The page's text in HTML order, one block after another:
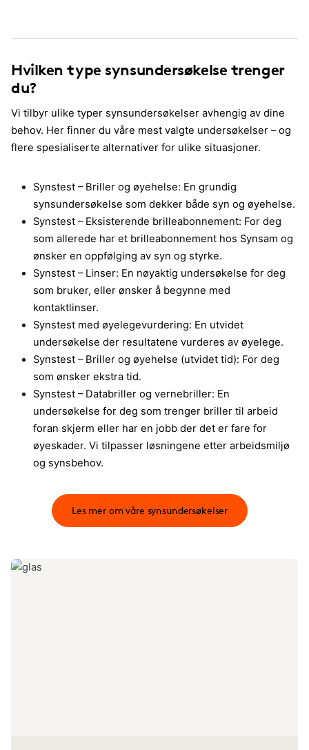
Hvilken type synsundersøkelse trenger
du?
Vi tilbyr ulike typer synsundersøkelser avhengig av dine
behov. Her finner du våre mest valgte undersøkelser – og
flere spesialiserte alternativer for ulike situasjoner.
Synstest – Briller og øyehelse: En grundig
synsundersøkelse som dekker både syn og øyehelse.
Synstest – Eksisterende brilleabonnement: For deg
som allerede har et brilleabonnement hos Synsam og
ønsker en oppfølging av syn og styrke.
Synstest – Linser: En nøyaktig undersøkelse for deg
som bruker, eller ønsker å begynne med
kontaktlinser.
Synstest med øyelegevurdering: En utvidet
undersøkelse der resultatene vurderes av øyelege.
Synstest – Briller og øyehelse (utvidet tid): For deg
som ønsker ekstra tid.
Synstest – Databriller og vernebriller: En
undersøkelse for deg som trenger briller til arbeid
foran skjerm eller har en jobb der det er fare for
øyeskader. Vi tilpasser løsningene etter arbeidsmiljø
og synsbehov.​
Les mer om våre synsundersøkelser